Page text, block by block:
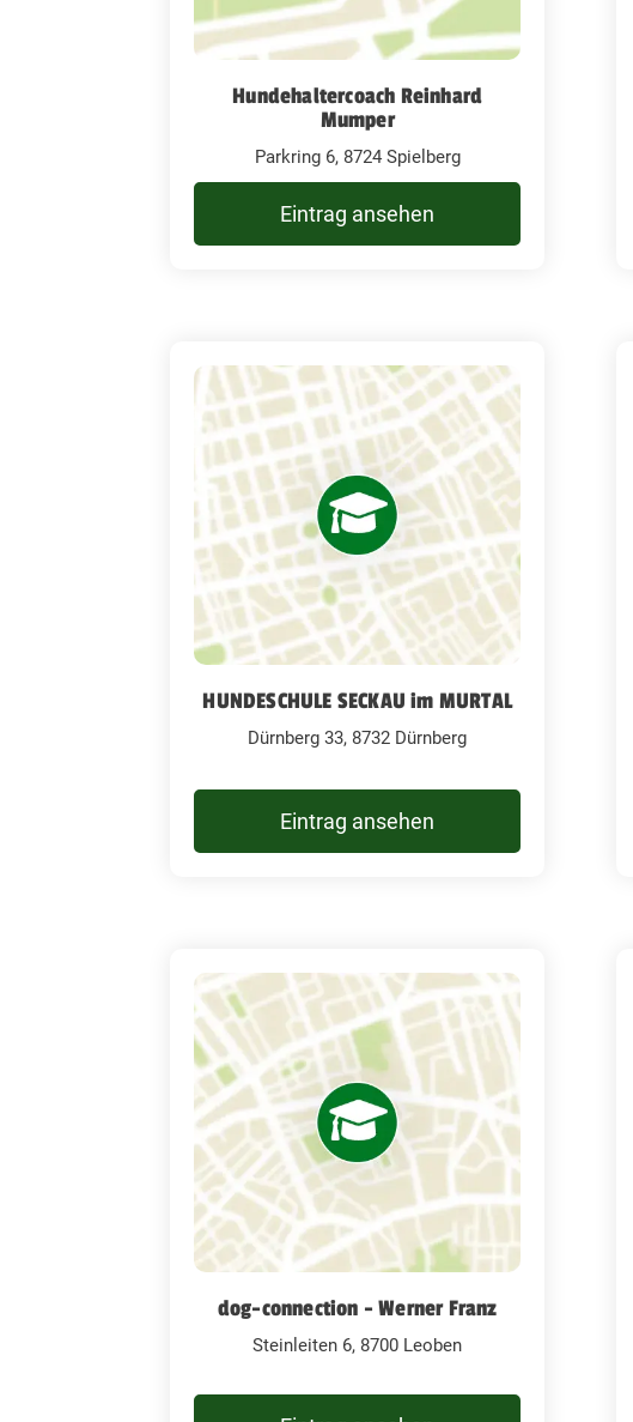
Hundehaltercoach Reinhard
Mumper
Parkring 6, 8724 Spielberg
Eintrag ansehen
HUNDESCHULE SECKAU im MURTAL
Dürnberg 33, 8732 Dürnberg
Eintrag ansehen
dog-connection - Werner Franz
Steinleiten 6, 8700 Leoben